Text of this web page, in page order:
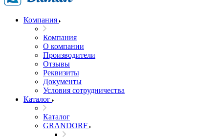
Компания
Компания
О компании
Производители
Отзывы
Реквизиты
Документы
Условия сотрудничества
Каталог
Каталог
GRANDORF